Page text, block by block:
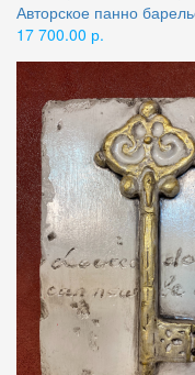
Авторское панно
17 700.00 р.